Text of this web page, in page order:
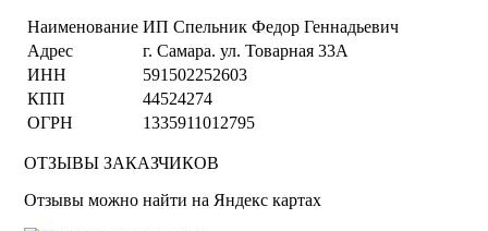
Наименование ИП Спельник Федор Геннадьевич
Адрес
г. Самара. ул. Товарная 33А
ИНН
591502252603
КПП
44524274
ОГРН
1335911012795
ОТЗЫВЫ ЗАКАЗЧИКОВ
Отзывы можно найти на Яндекс картах